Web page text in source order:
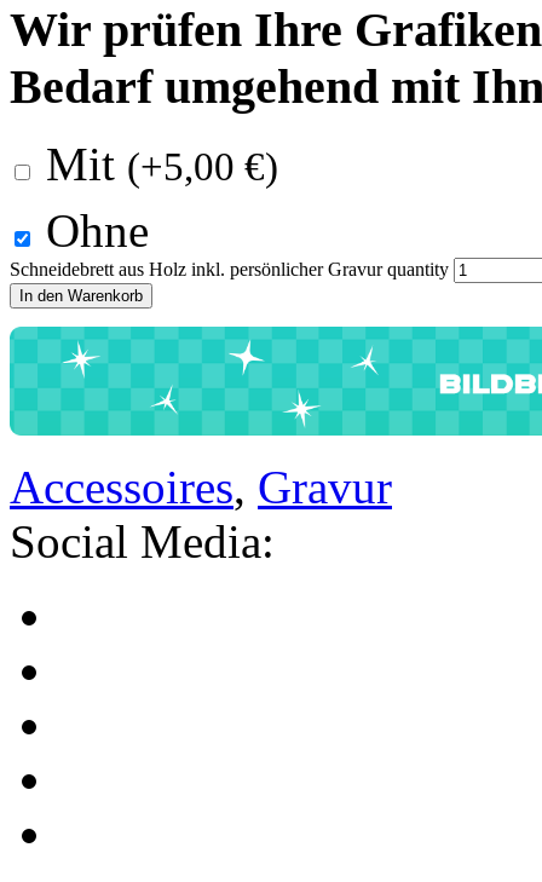
Wir prüfen Ihre
Bedarf umgehend mit
Mit (+5,00 €)
Ohne
Schneidebrett aus Holz inkl. persönlicher Gravur quantity
In den Warenkorb
Accessoires, Gravur
Social Media: